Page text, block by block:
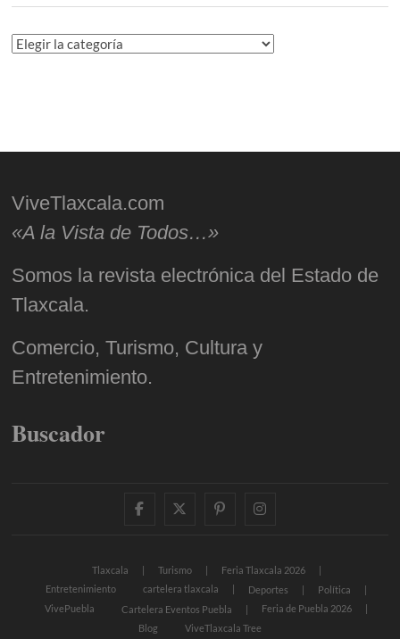
Categorías
ViveTlaxcala.com
«A la Vista de Todos…»
Somos la revista electrónica del Estado de
Tlaxcala.
Comercio, Turismo, Cultura y
Entretenimiento.
Buscador
facebooktwitter
pinterestinstagram
Tlaxcala Turismo
Feria Tlaxcala 2026
Entretenimiento
cartelera tlaxcala Deportes
Política
VivePuebla
Cartelera Eventos Puebla
Feria de Puebla 2026
Blog
ViveTlaxcala Tree